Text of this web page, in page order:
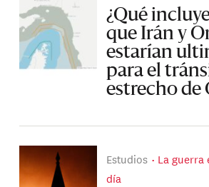
¿Qué
que Irán y
estarían
para el
estrecho de
Estudios
La guerra
día